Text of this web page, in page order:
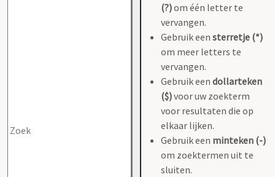
(?)om één letter te
vervangen.
Gebruik een sterretje (*)
om meer letters te
vervangen.
Gebruik een dollarteken
($)voor uw zoekterm
voor resultaten die op
elkaar lijken.
Gebruik een minteken (-)
om zoektermen uit te
sluiten.